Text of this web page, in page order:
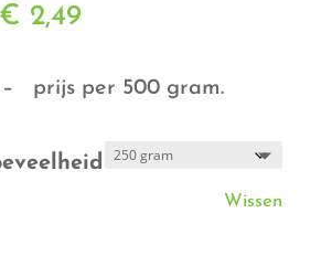
€ 2,49Prijsklasse:
tot
prijs per 500 gram.
Wissen